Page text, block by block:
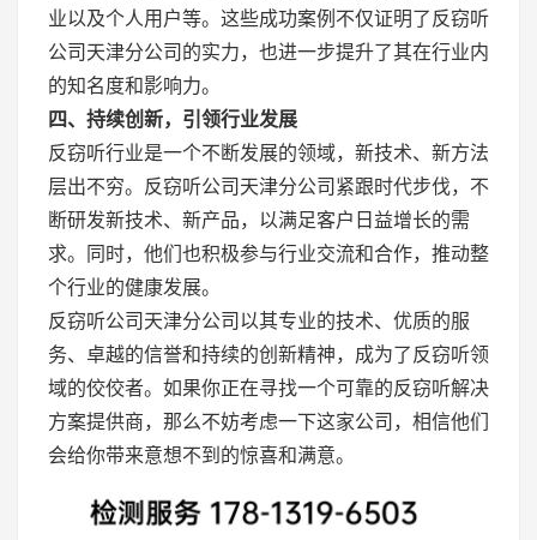
业以及个人用户等。这些成功案例不仅证明了反窃听
公司天津分公司的实力，也进一步提升了其在行业内
的知名度和影响力。
四、持续创新，引领行业发展
反窃听行业是一个不断发展的领域，新技术、新方法
层出不穷。反窃听公司天津分公司紧跟时代步伐，不
断研发新技术、新产品，以满足客户日益增长的需
求。同时，他们也积极参与行业交流和合作，推动整
个行业的健康发展。
反窃听公司天津分公司以其专业的技术、优质的服
务、卓越的信誉和持续的创新精神，成为了反窃听领
域的佼佼者。如果你正在寻找一个可靠的反窃听解决
方案提供商，那么不妨考虑一下这家公司，相信他们
会给你带来意想不到的惊喜和满意。